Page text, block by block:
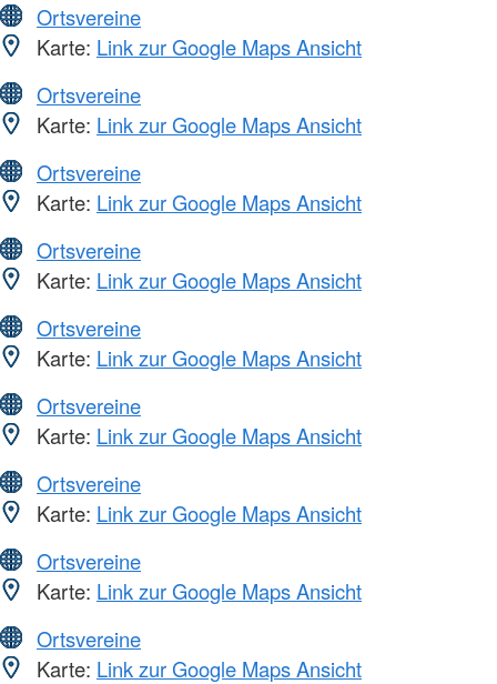
Ortsvereine
Karte: Link zur Google Maps Ansicht
Ortsvereine
Karte: Link zur Google Maps Ansicht
Ortsvereine
Karte: Link zur Google Maps Ansicht
Ortsvereine
Karte: Link zur Google Maps Ansicht
Ortsvereine
Karte: Link zur Google Maps Ansicht
Ortsvereine
Karte: Link zur Google Maps Ansicht
Ortsvereine
Karte: Link zur Google Maps Ansicht
Ortsvereine
Karte: Link zur Google Maps Ansicht
Ortsvereine
Karte: Link zur Google Maps Ansicht